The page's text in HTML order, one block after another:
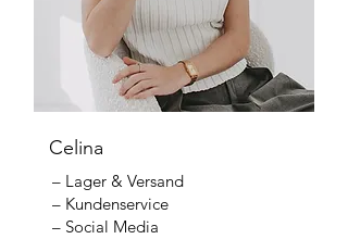
Celina
– Lager & Versand
– Kundenservice
– Social Media